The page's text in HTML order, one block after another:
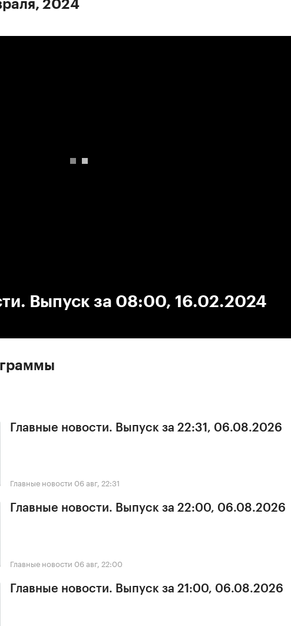
2024
Выпуск за 08:00, 16.02.2024
Главные новости. Выпуск за 22:31, 06.08.2026
Главные новости 06 авг, 22:31
Главные новости. Выпуск за 22:00, 06.08.2026
Главные новости 06 авг, 22:00
Главные новости. Выпуск за 21:00, 06.08.2026